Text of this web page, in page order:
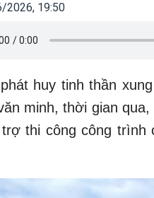
2026, 19:50
huy tinh thần
minh, thời gian
thi công công trình